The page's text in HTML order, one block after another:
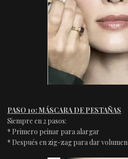
PASO 10: MÁSCARA DE PESTAÑAS
Siempre en 2 pasos:
* Primero peinar para alargar
* Después en zig-zag para dar volumen